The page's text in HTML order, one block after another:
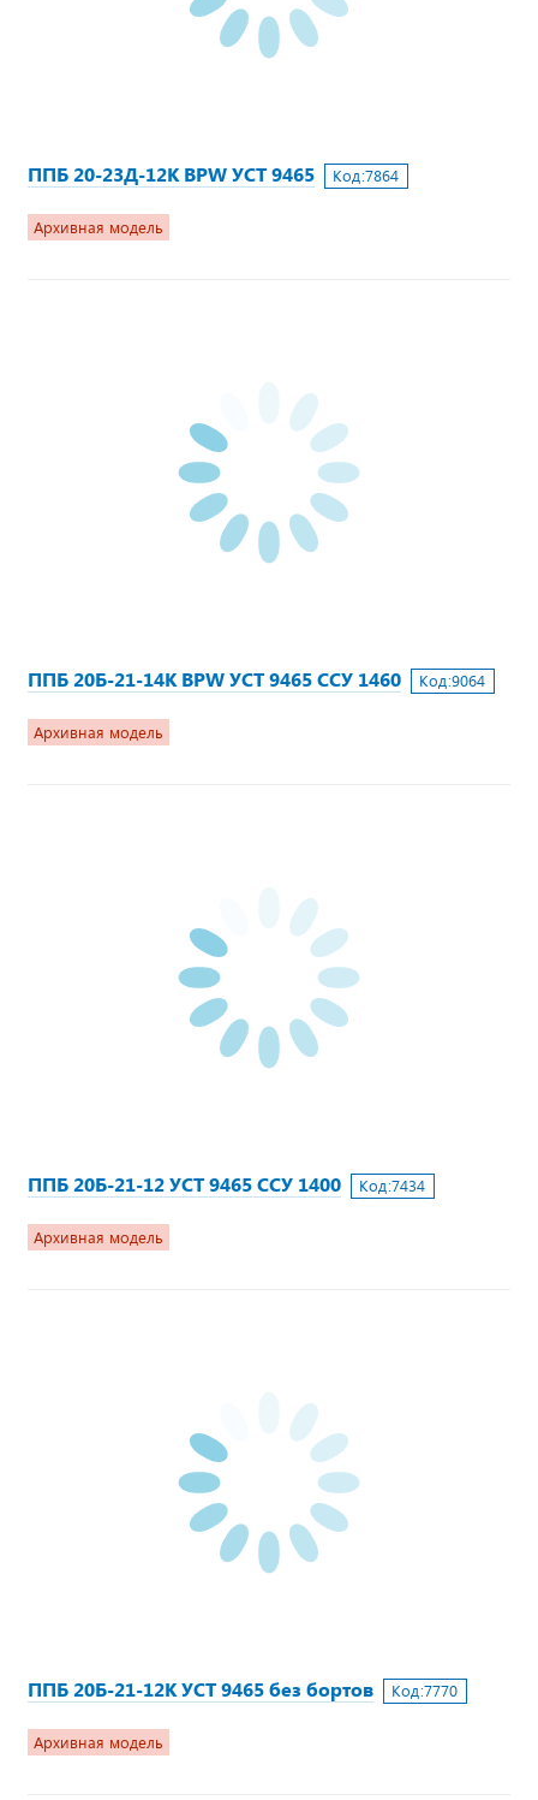
ППБ 20-23Д-12К BPW УСТ 9465 Код:7864
Архивная модель
ППБ 20Б-21-14К BPW УСТ 9465 ССУ 1460 Код:9064
Архивная модель
ППБ 20Б-21-12 УСТ 9465 ССУ 1400 Код:7434
Архивная модель
ППБ 20Б-21-12К УСТ 9465 без бортов Код:7770
Архивная модель